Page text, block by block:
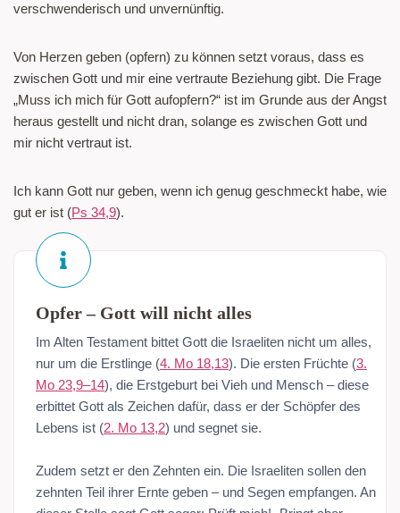
verschwenderisch und unvernünftig.
Von Herzen geben (opfern) zu können setzt voraus, dass es
zwischen Gott und mir eine vertraute Beziehung gibt. Die Frage
„Muss ich mich für Gott aufopfern?“ ist im Grunde aus der Angst
heraus gestellt und nicht dran, solange es zwischen Gott und
mir nicht vertraut ist.
Ich kann Gott nur geben, wenn ich genug geschmeckt habe, wie
gut er ist (Ps 34,9).
Opfer – Gott will nicht alles
Im Alten Testament bittet Gott die Israeliten nicht um alles,
nur um die Erstlinge (4. Mo 18,13). Die ersten Früchte (3.
Mo 23,9–14), die Erstgeburt bei Vieh und Mensch – diese
erbittet Gott als Zeichen dafür, dass er der Schöpfer des
Lebens ist (2. Mo 13,2) und segnet sie.
Zudem setzt er den Zehnten ein. Die Israeliten sollen den
zehnten Teil ihrer Ernte geben – und Segen empfangen. An